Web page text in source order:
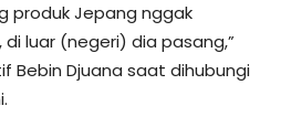
produk Jepang nggak
luar (negeri) dia pasang,”
Bebin Djuana saat dihubungi